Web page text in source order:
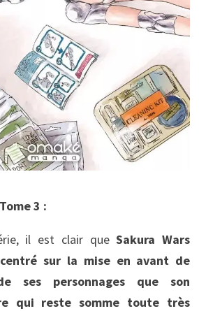
3 :
il est clair queSakura Wars
sur la mise en avant de
ses personnages que son
qui reste somme toute très